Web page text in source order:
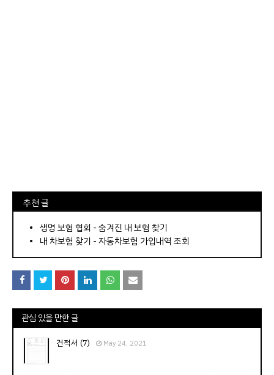
⠀추천 글
⠀­­­­­­­­؜؜؜؜­­­­­­­­؜؜؜؜• 생명 보험 협회 - 숨겨진 내 보험 찾기
내 차보험 찾기 - 자동차보험 가입내역 조회
관심 있을 만한 글
견적서 (7) May 24, 2021